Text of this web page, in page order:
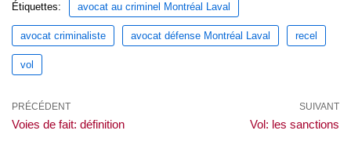
Étiquettes: avocat au criminel Montréal Laval
avocat criminaliste avocat défense Montréal Laval recel
vol
PRÉCÉDENT
Voies de fait: définition
SUIVANT
Vol: les sanctions